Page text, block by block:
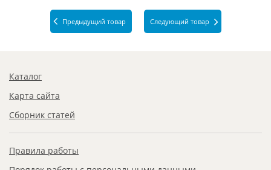
Предыдущий товар Следующий товар
Каталог
Карта сайта
Сборник статей
Правила работы